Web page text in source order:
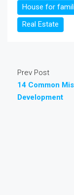
House for
Real Estate
Prev Post
14 Common
Development